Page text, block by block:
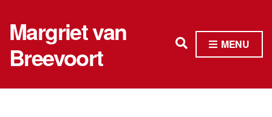
Margriet van
Breevoort
E
MENU